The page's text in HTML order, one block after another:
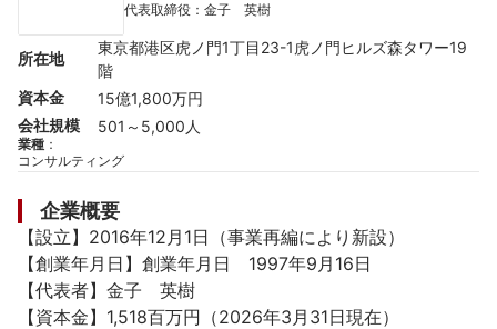
代表取締役：金子　英樹
所在地
東京都港区虎ノ門1丁目23-1虎ノ門ヒルズ森タワー19
階
資本金
15億1,800万円
会社規模
501～5,000人
業種 ：
コンサルティング
企業概要
【設立】2016年12月1日（事業再編により新設）
【創業年月日】創業年月日　1997年9月16日
【代表者】金子　英樹
【資本金】1,518百万円（2026年3月31日現在）